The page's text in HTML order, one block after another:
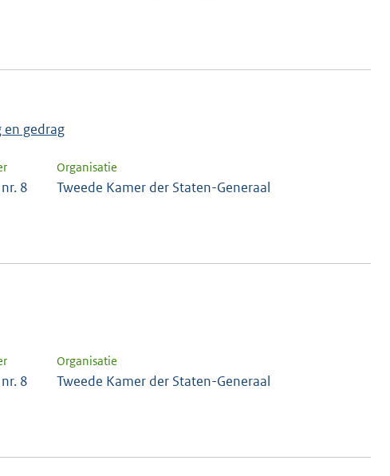
gedrag
8
Organisatie
Tweede Kamer der Staten-Generaal
8
Organisatie
Tweede Kamer der Staten-Generaal